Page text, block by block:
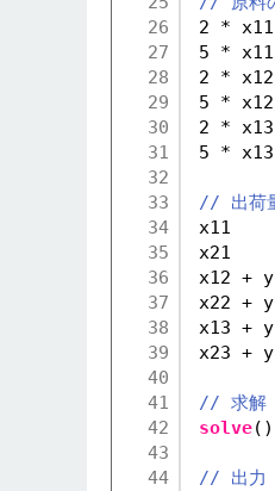
26
27
28
29
30
31
32
33
34
35
36
37
38
39
40
41
42
43
44
2 *
5 *
2 *
5 *
2 *
5 *
// 出荷
x11
x21
x12 +
x22 +
x13 +
x23 +
// 求解
solve
// 出力